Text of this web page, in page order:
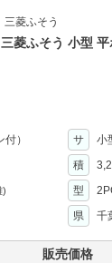
三菱ふそう
三菱ふそう 小型
） サ
小
積
) 型
県 千
販売価格